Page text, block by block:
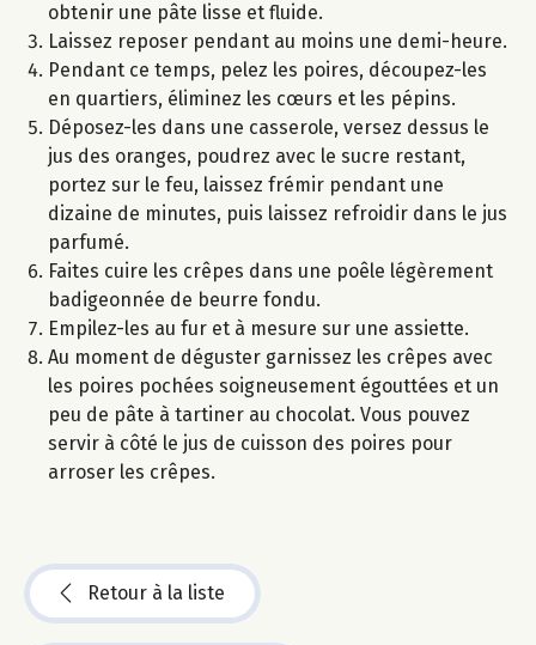
obtenir une pâte lisse et fluide.
Laissez reposer pendant au moins une demi-heure.
Pendant ce temps, pelez les poires, découpez-les
en quartiers, éliminez les cœurs et les pépins.
Déposez-les dans une casserole, versez dessus le
jus des oranges, poudrez avec le sucre restant,
portez sur le feu, laissez frémir pendant une
dizaine de minutes, puis laissez refroidir dans le jus
parfumé.
Faites cuire les crêpes dans une poêle légèrement
badigeonnée de beurre fondu.
Empilez-les au fur et à mesure sur une assiette.
Au moment de déguster garnissez les crêpes avec
les poires pochées soigneusement égouttées et un
peu de pâte à tartiner au chocolat. Vous pouvez
servir à côté le jus de cuisson des poires pour
arroser les crêpes.
Retour à la liste